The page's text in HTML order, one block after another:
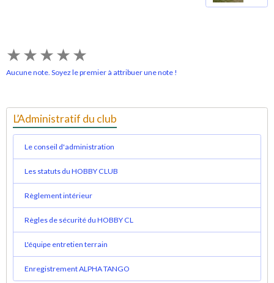
★★★★★
Aucune note. Soyez le premier à attribuer une note !
L’Administratif du club
Le conseil d'administration
Les statuts du HOBBY CLUB
Règlement intérieur
Règles de sécurité du HOBBY CL
L'équipe entretien terrain
Enregistrement ALPHA TANGO